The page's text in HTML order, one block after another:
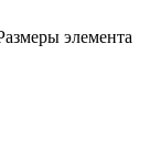
элемента